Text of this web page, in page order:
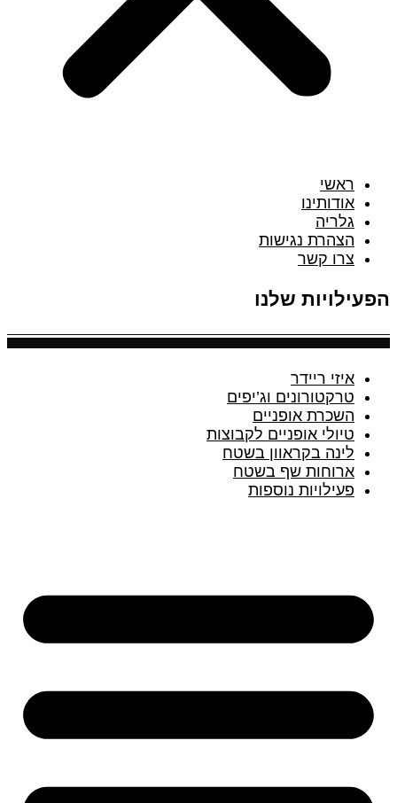
ראשי
אודותינו
גלריה
הצהרת נגישות
צרו קשר
הפעילויות שלנו
איזי ריידר
טרקטורונים וג’יפים
השכרת אופניים
טיולי אופניים לקבוצות
לינה בקראוון בשטח
ארוחות שף בשטח
פעילויות נוספות